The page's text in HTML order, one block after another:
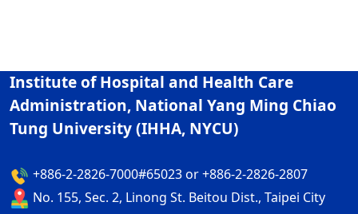
Institute of Hospital and Health Care
Administration, National Yang Ming Chiao
Tung University (IHHA, NYCU)
+886-2-2826-7000#65023 or +886-2-2826-2807
No. 155, Sec. 2, Linong St. Beitou Dist., Taipei City